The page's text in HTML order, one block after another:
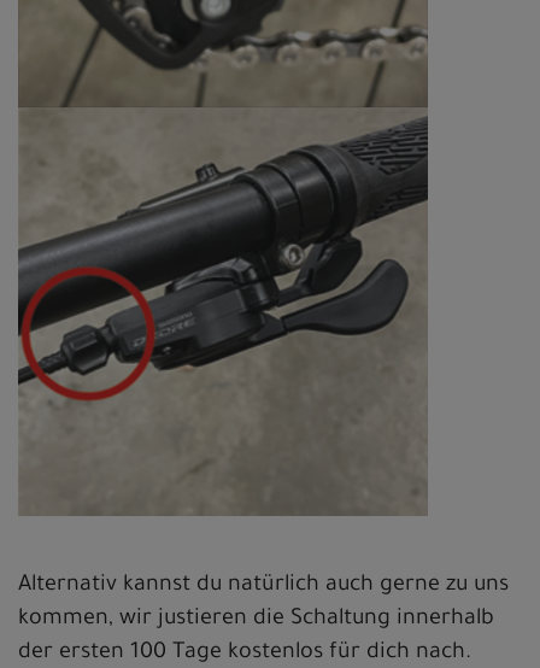
Alternativ kannst du natürlich auch gerne zu uns
kommen, wir justieren die Schaltung innerhalb
der ersten 100 Tage kostenlos für dich nach.